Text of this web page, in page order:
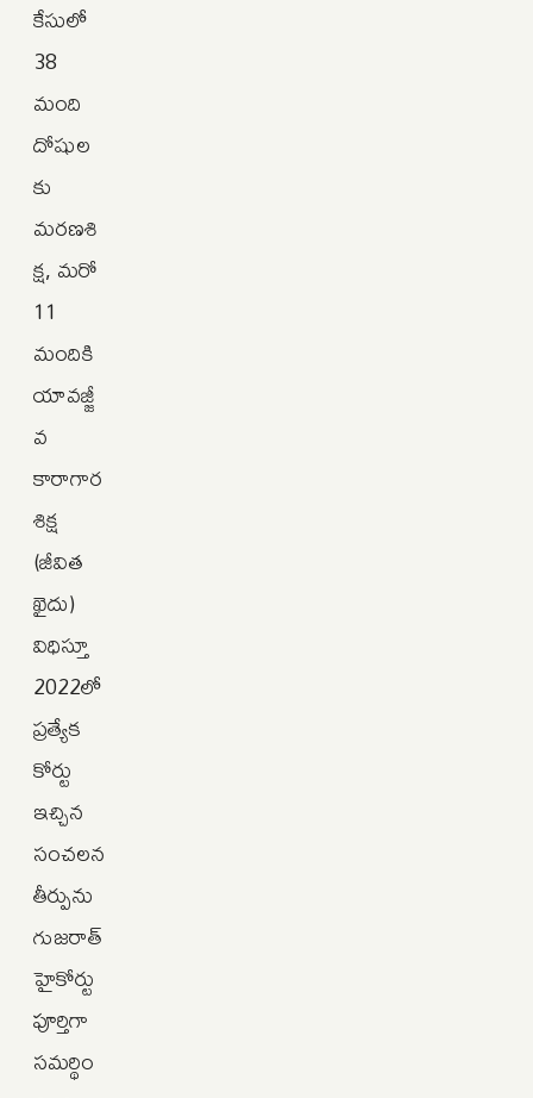
కేసులో
38
మంది
దోషుల
కు
మరణశి
క్ష, మరో
11
మందికి
యావజ్జీ
వ
కారాగార
శిక్ష
(జీవిత
ఖైదు)
విధిస్తూ
2022లో
ప్రత్యేక
కోర్టు
ఇచ్చిన
సంచలన
తీర్పును
గుజరాత్
హైకోర్టు
పూర్తిగా
సమర్థిం